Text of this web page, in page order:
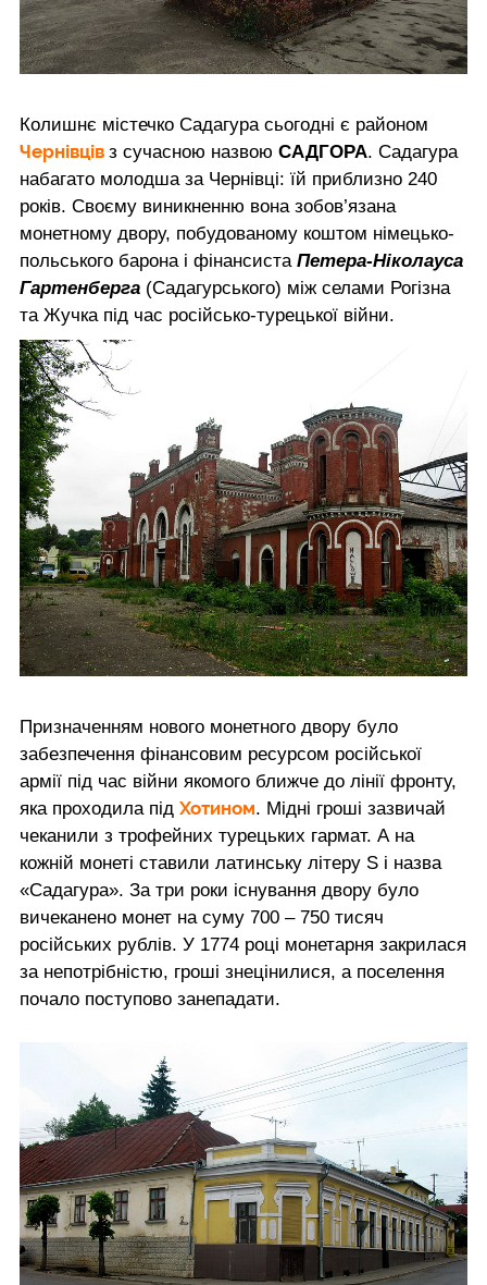
Колишнє містечко Садагура сьогодні є районом
Чернівців з сучасною назвою САДГОРА. Садагура
набагато молодша за Чернівці: їй приблизно 240
років. Своєму виникненню вона зобов’язана
монетному двору, побудованому коштом німецько-
польського барона і фінансиста Петера-Ніколауса
Гартенберга (Садагурського) між селами Рогізна
та Жучка під час російсько-турецької війни.
Призначенням нового монетного двору було
забезпечення фінансовим ресурсом російської
армії під час війни якомого ближче до лінії фронту,
яка проходила під Хотином. Мідні гроші зазвичай
чеканили з трофейних турецьких гармат. А на
кожній монеті ставили латинську літеру S і назва
«Садагура». За три роки існування двору було
вичеканено монет на суму 700 – 750 тисяч
російських рублів. У 1774 році монетарня закрилася
за непотрібністю, гроші знецінилися, а поселення
почало поступово занепадати.